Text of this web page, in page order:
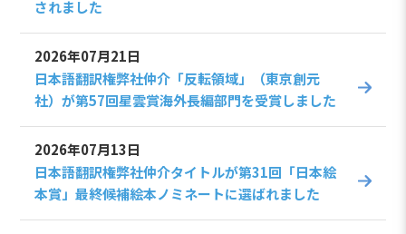
されました
2026年07月21日
日本語翻訳権弊社仲介「反転領域」（東京創元
社）が第57回星雲賞海外長編部門を受賞しました
2026年07月13日
日本語翻訳権弊社仲介タイトルが第31回「日本絵
本賞」最終候補絵本ノミネートに選ばれました